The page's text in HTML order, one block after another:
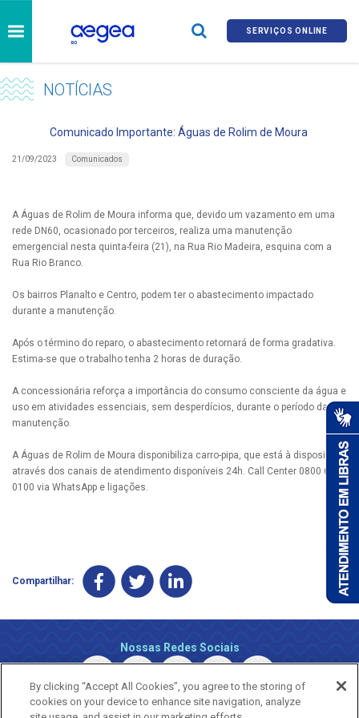
SERVIÇOS ONLINE
NOTÍCIAS
Comunicado Importante: Águas de Rolim de Moura
21/09/2023 Comunicados
A Águas de Rolim de Moura informa que, devido um vazamento em uma
rede DN60, ocasionado por terceiros, realiza uma manutenção
emergencial nesta quinta-feira (21), na Rua Rio Madeira, esquina com a
Rua Rio Branco.
Os bairros Planalto e Centro, podem ter o abastecimento impactado
durante a manutenção.
Após o término do reparo, o abastecimento retornará de forma gradativa.
Estima-se que o trabalho tenha 2 horas de duração.
A concessionária reforça a importância do consumo consciente da água e
uso em atividades essenciais, sem desperdícios, durante o período da
manutenção.
A Águas de Rolim de Moura disponibiliza carro-pipa, que está à disposição
através dos canais de atendimento disponíveis 24h. Call Center 0800 690
0100 via WhatsApp e ligações.
Compartilhar:
Nossas Redes Sociais
By clicking “Accept All Cookies”, you agree to the storing of
cookies on your device to enhance site navigation, analyze